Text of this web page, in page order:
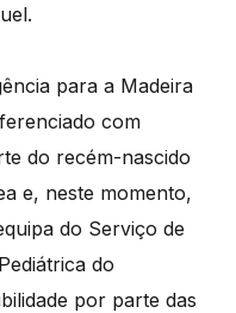
para a Madeira
com
do recém-nascido
e, neste momento,
do Serviço de
do
por parte das